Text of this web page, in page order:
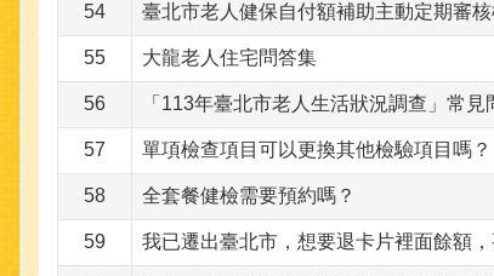
54 臺北市老人健保自付額補助主動定期審
55 大龍老人住宅問答集
56 「113年臺北市老人生活狀況調查」常見
57 單項檢查項目可以更換其他檢驗項目嗎？
58 全套餐健檢需要預約嗎？
59 我已遷出臺北市，想要退卡片裡面餘額，